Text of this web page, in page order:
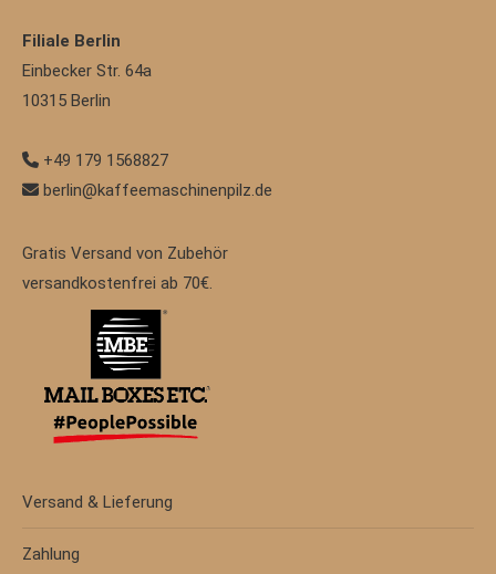
Filiale Berlin
Einbecker Str. 64a
10315 Berlin
+49 179 1568827
berlin@kaffeemaschinenpilz.de
Gratis Versand von Zubehör
versandkostenfrei ab 70€.
Versand & Lieferung
Zahlung